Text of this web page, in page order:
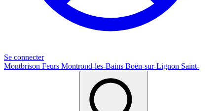
Se connecter
Montbrison Feurs Montrond-les-Bains Boën-sur-Lignon Saint-